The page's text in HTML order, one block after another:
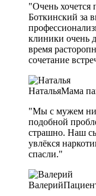
"Очень хочется
Боткинский за
клиники очень
время
сочетание
НатальяМама
"Мы с мужем
подобной
страшно. Наш
увлёкся
спасли."
Валерий